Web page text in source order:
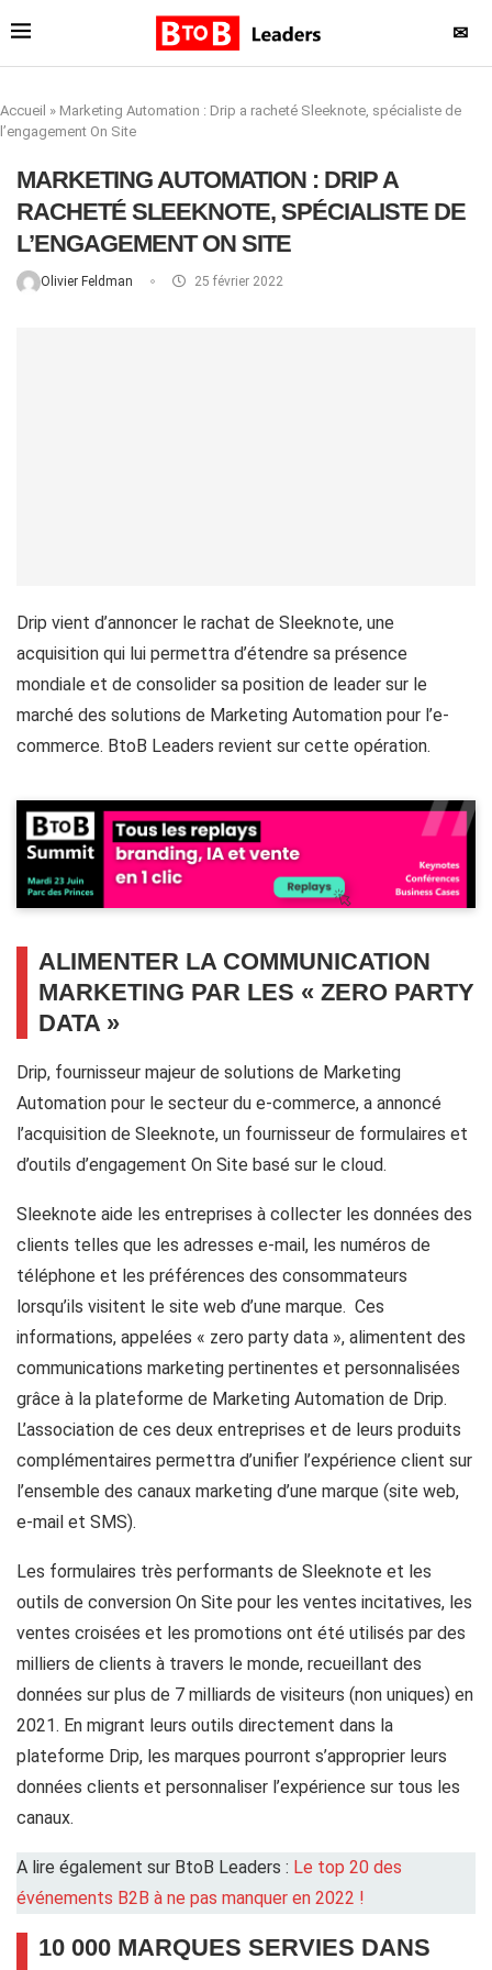
✉
Accueil » Marketing Automation : Drip a racheté Sleeknote, spécialiste de
l’engagement On Site
MARKETING AUTOMATION : DRIP A
RACHETÉ SLEEKNOTE, SPÉCIALISTE DE
L’ENGAGEMENT ON SITE
Olivier Feldman 25 février 2022
Drip vient d’annoncer le rachat de Sleeknote, une
acquisition qui lui permettra d’étendre sa présence
mondiale et de consolider sa position de leader sur le
marché des solutions de Marketing Automation pour l’e-
commerce. BtoB Leaders revient sur cette opération.
ALIMENTER LA COMMUNICATION
MARKETING PAR LES « ZERO PARTY
DATA »
Drip, fournisseur majeur de solutions de Marketing
Automation pour le secteur du e-commerce, a annoncé
l’acquisition de Sleeknote, un fournisseur de formulaires et
d’outils d’engagement On Site basé sur le cloud.
Sleeknote aide les entreprises à collecter les données des
clients telles que les adresses e-mail, les numéros de
téléphone et les préférences des consommateurs
lorsqu’ils visitent le site web d’une marque. Ces
informations, appelées « zero party data », alimentent des
communications marketing pertinentes et personnalisées
grâce à la plateforme de Marketing Automation de Drip.
L’association de ces deux entreprises et de leurs produits
complémentaires permettra d’unifier l’expérience client sur
l’ensemble des canaux marketing d’une marque (site web,
e-mail et SMS).
Les formulaires très performants de Sleeknote et les
outils de conversion On Site pour les ventes incitatives, les
ventes croisées et les promotions ont été utilisés par des
milliers de clients à travers le monde, recueillant des
données sur plus de 7 milliards de visiteurs (non uniques) en
2021. En migrant leurs outils directement dans la
plateforme Drip, les marques pourront s’approprier leurs
données clients et personnaliser l’expérience sur tous les
canaux.
A lire également sur BtoB Leaders : Le top 20 des
événements B2B à ne pas manquer en 2022 !
10 000 MARQUES SERVIES DANS